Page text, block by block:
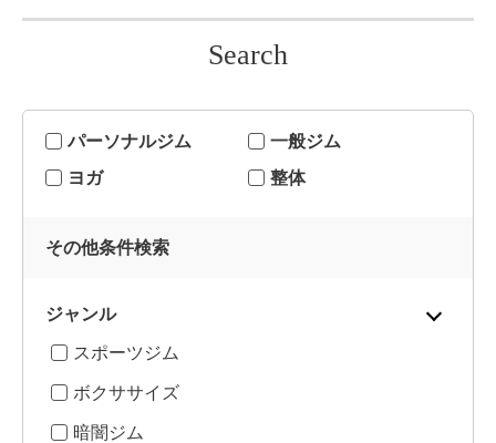
Search
パーソナルジム
一般ジム
ヨガ
整体
その他条件検索
ジャンル
スポーツジム
ボクササイズ
暗闇ジム